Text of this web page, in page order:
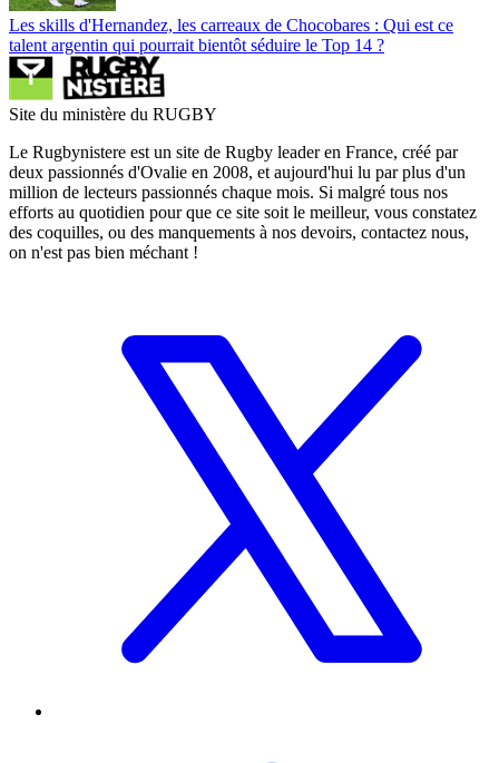
Les skills d'Hernandez, les carreaux de Chocobares : Qui est ce
talent argentin qui pourrait bientôt séduire le Top 14 ?
Site du ministère du RUGBY
Le Rugbynistere est un site de Rugby leader en France, créé par
deux passionnés d'Ovalie en 2008, et aujourd'hui lu par plus d'un
million de lecteurs passionnés chaque mois. Si malgré tous nos
efforts au quotidien pour que ce site soit le meilleur, vous constatez
des coquilles, ou des manquements à nos devoirs, contactez nous,
on n'est pas bien méchant !